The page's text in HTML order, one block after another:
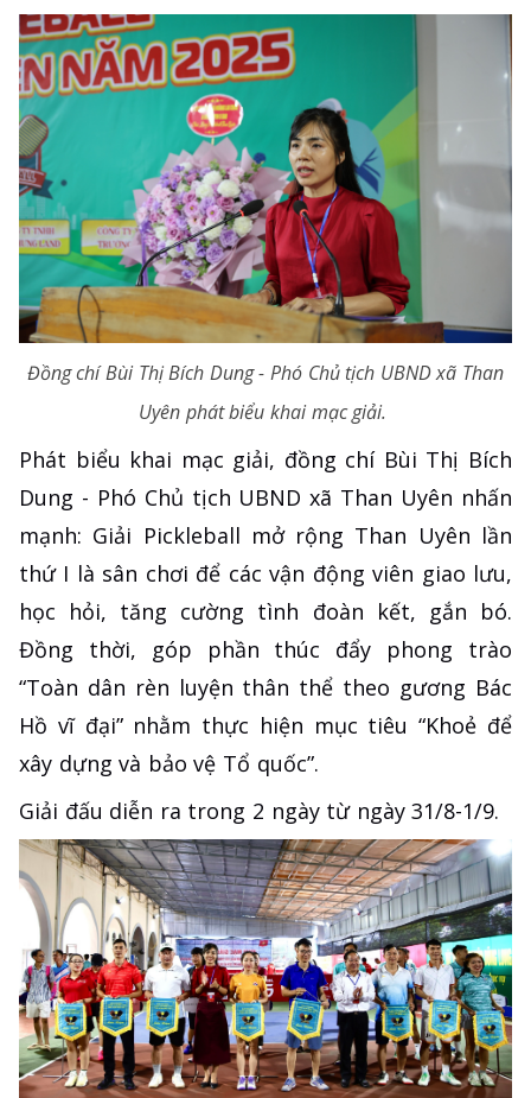
Đồng chí Bùi Thị Bích Dung - Phó Chủ tịch UBND xã Than
Uyên phát biểu khai mạc giải.
Phát biểu khai mạc giải, đồng chí Bùi Thị Bích
Dung - Phó Chủ tịch UBND xã Than Uyên nhấn
mạnh: Giải Pickleball mở rộng Than Uyên lần
thứ I là sân chơi để các vận động viên giao lưu,
học hỏi, tăng cường tình đoàn kết, gắn bó.
Đồng thời, góp phần thúc đẩy phong trào
“Toàn dân rèn luyện thân thể theo gương Bác
Hồ vĩ đại” nhằm thực hiện mục tiêu “Khoẻ để
xây dựng và bảo vệ Tổ quốc”.
Giải đấu diễn ra trong 2 ngày từ ngày 31/8-1/9.